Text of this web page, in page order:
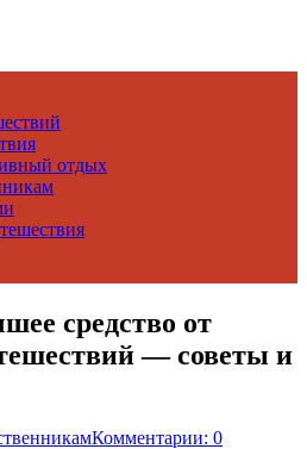
отдых
средство от
— советы и
Комментарии: 0